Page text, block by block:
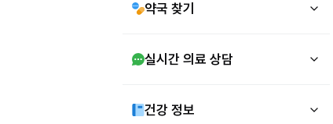
약국 찾기
실시간 의료 상담
건강 정보